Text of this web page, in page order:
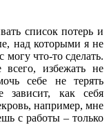
список потерь и
над которыми я не
что-то сделать.
всего, избежать не
себе не терять
зависит, как себя
например, мне
с работы – только